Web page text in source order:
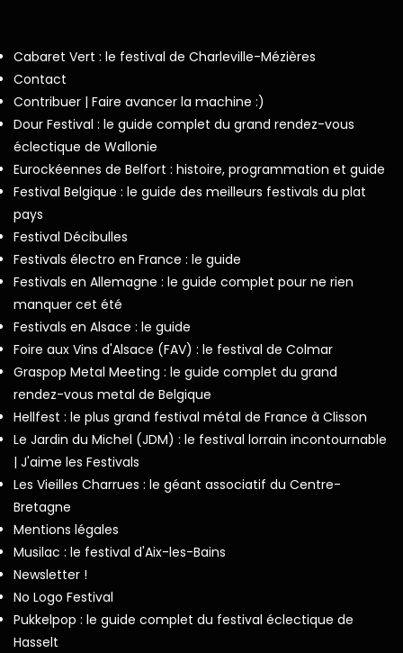
Cabaret Vert : le festival de Charleville-Mézières
Contact
Contribuer | Faire avancer la machine :)
Dour Festival : le guide complet du grand rendez-vous
éclectique de Wallonie
Eurockéennes de Belfort : histoire, programmation et guide
Festival Belgique : le guide des meilleurs festivals du plat
pays
Festival Décibulles
Festivals électro en France : le guide
Festivals en Allemagne : le guide complet pour ne rien
manquer cet été
Festivals en Alsace : le guide
Foire aux Vins d'Alsace (FAV) : le festival de Colmar
Graspop Metal Meeting : le guide complet du grand
rendez-vous metal de Belgique
Hellfest : le plus grand festival métal de France à Clisson
Le Jardin du Michel (JDM) : le festival lorrain incontournable
| J'aime les Festivals
Les Vieilles Charrues : le géant associatif du Centre-
Bretagne
Mentions légales
Musilac : le festival d'Aix-les-Bains
Newsletter !
No Logo Festival
Pukkelpop : le guide complet du festival éclectique de
Hasselt